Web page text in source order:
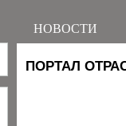
НОВОСТИ
ПОРТАЛ